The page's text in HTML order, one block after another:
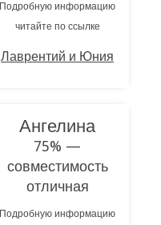
Подробную информацию
читайте по ссылке
Лаврентий и Юния
Ангелина
75% —
совместимость
отличная
Подробную информацию